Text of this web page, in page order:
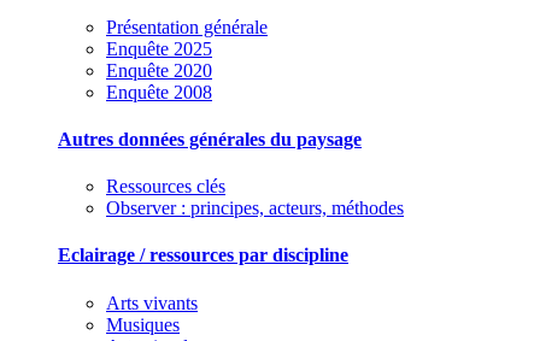
Présentation générale
Enquête 2025
Enquête 2020
Enquête 2008
Autres données générales du paysage
Ressources clés
Observer : principes, acteurs, méthodes
Eclairage / ressources par discipline
Arts vivants
Musiques